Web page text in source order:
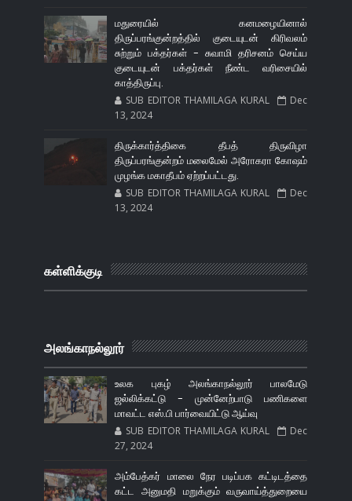
மதுரையில் கனமழையினால்
திருப்பரங்குன்றத்தில் குடையுடன் கிரிவலம்
சுற்றும் பக்தர்கள் - சுவாமி தரிசனம் செய்ய
குடையுடன் பக்தர்கள் நீண்ட வரிசையில்
காத்திருப்பு.
SUB EDITOR THAMILAGA KURAL
Dec
13, 2024
திருக்கார்த்திகை தீபத் திருவிழா
திருப்பரங்குன்றம் மலைமேல் அரோகரா கோஷம்
முழங்க மகாதீபம் ஏற்றப்பட்டது.
SUB EDITOR THAMILAGA KURAL
Dec
13, 2024
கள்ளிக்குடி
அலங்காநல்லூர்
உலக புகழ் அலங்காநல்லூர் பாலமேடு
ஜல்லிக்கட்டு - முன்னேற்பாடு பணிகளை
மாவட்ட எஸ்.பி பார்வையிட்டு ஆய்வு
SUB EDITOR THAMILAGA KURAL
Dec
27, 2024
அம்பேத்கர் மாலை நேர படிப்பக கட்டிடத்தை
கட்ட அனுமதி மறுக்கும் வருவாய்த்துறையை